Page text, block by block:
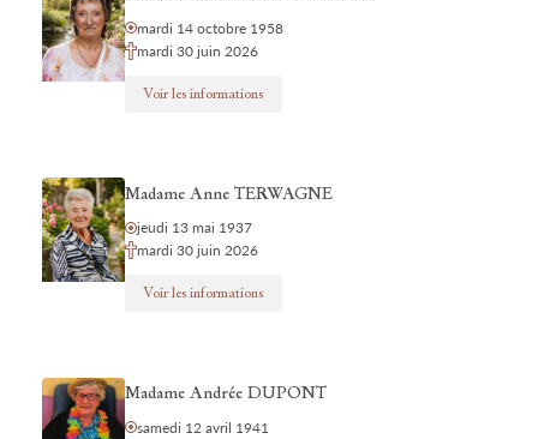
mardi 14 octobre 1958
mardi 30 juin 2026
Voir les informations
Madame Anne TERWAGNE
jeudi 13 mai 1937
mardi 30 juin 2026
Voir les informations
Madame Andrée DUPONT
samedi 12 avril 1941